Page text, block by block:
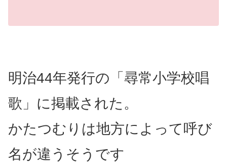
明治44年発行の「尋常小学校唱
歌」に掲載された。
かたつむりは地方によって呼び
名が違うそうです